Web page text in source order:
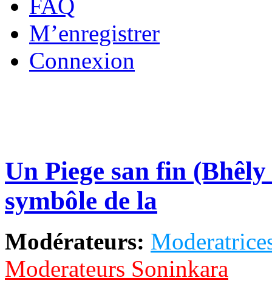
FAQ
M’enregistrer
Connexion
Un Piege san fin
symbôle de la
Modérateurs:
Moderateurs Soninkara